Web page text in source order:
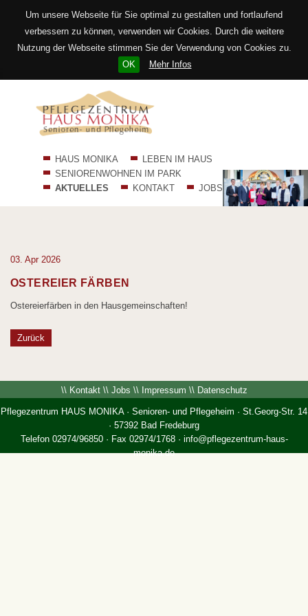
Um unsere Webseite für Sie optimal zu gestalten und fortlaufend
verbessern zu können, verwenden wir Cookies. Durch die weitere
Nutzung der Webseite stimmen Sie der Verwendung von Cookies zu.
OK
Mehr Infos
Navigation
überspringen
HAUS MONIKA
LEBEN IM HAUS
SENIORENWOHNEN IM PARK
AKTUELLES
KONTAKT JOBS
03. Apr 2026
OSTEREIER FÄRBEN
Ostereierfärben in den Hausgemeinschaften!
Zurück
\\ Kontakt\\ Jobs \\ Impressum \\ Datenschutz
Pflegezentrum HAUS MONIKA · Senioren- und Pflegeheim · St.Georg-Str. 14
· 57392 Bad Fredeburg
Telefon 02974/96850 · Fax 02974/1768 · info@pflegezentrum-haus-
monika.de